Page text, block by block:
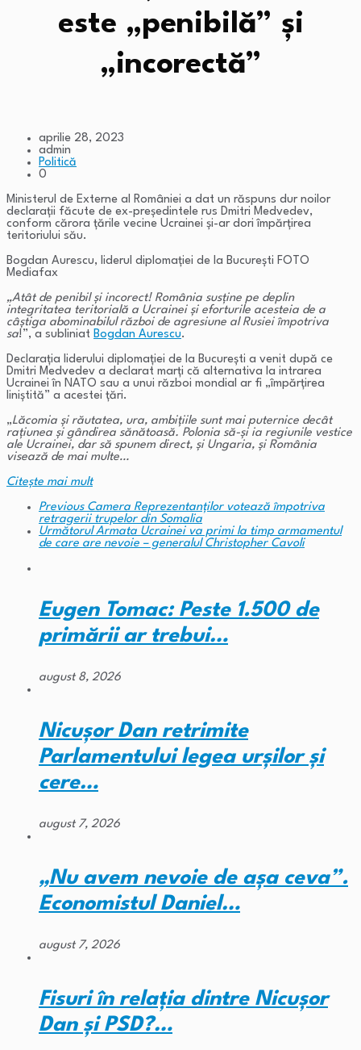
este „penibilă” și
„incorectă”
aprilie 28, 2023
admin
Politică
0
Ministerul de Externe al României a dat un răspuns dur noilor
declarații făcute de ex-președintele rus Dmitri Medvedev,
conform cărora țările vecine Ucrainei și-ar dori împărțirea
teritoriului său.
Bogdan Aurescu, liderul diplomației de la București FOTO
Mediafax
„Atât de penibil și incorect! România susține pe deplin
integritatea teritorială a Ucrainei și eforturile acesteia de a
câștiga abominabilul război de agresiune al Rusiei împotriva
sa!”, a subliniat Bogdan Aurescu.
Declarația liderului diplomației de la București a venit după ce
Dmitri Medvedev a declarat marți că alternativa la intrarea
Ucrainei în NATO sau a unui război mondial ar fi „împărțirea
liniștită” a acestei țări.
„Lăcomia şi răutatea, ura, ambiţiile sunt mai puternice decât
raţiunea şi gândirea sănătoasă. Polonia să-şi ia regiunile vestice
ale Ucrainei, dar să spunem direct, şi Ungaria, şi România
visează de mai multe…
Citeşte mai mult
Previous Camera Reprezentanților votează împotriva
retragerii trupelor din Somalia
Următorul Armata Ucrainei va primi la timp armamentul
de care are nevoie – generalul Christopher Cavoli
Eugen Tomac: Peste 1.500 de
primării ar trebui…
august 8, 2026
Nicușor Dan retrimite
Parlamentului legea urșilor și
cere…
august 7, 2026
„Nu avem nevoie de așa ceva”.
Economistul Daniel…
august 7, 2026
Fisuri în relația dintre Nicușor
Dan și PSD?…